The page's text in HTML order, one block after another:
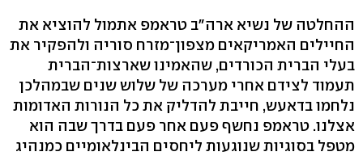
ההחלטה של נשיא ארה"ב טראמפ אתמול להוציא את
החיילים האמריקאים מצפון־מזרח סוריה ולהפקיר את
בעלי הברית הכורדים, שהאמינו שארצות־הברית
תעמוד לצידם אחרי מערכה של שלוש שנים שבמהלכן
נלחמו בדאעש, חייבת להדליק את כל הנורות האדומות
אצלנו. טראמפ נחשף פעם אחר פעם בדרך שבה הוא
מטפל בסוגיות שנוגעות ליחסים הבינלאומיים כמנהיג